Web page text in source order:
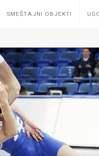
SMEŠTAJNI OBJEKTI